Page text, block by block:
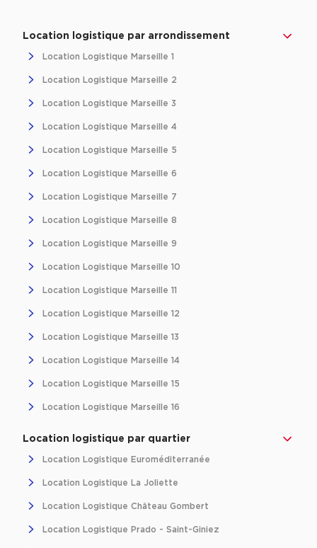
Location logistique par arrondissement
Location Logistique Marseille 1
Location Logistique Marseille 2
Location Logistique Marseille 3
Location Logistique Marseille 4
Location Logistique Marseille 5
Location Logistique Marseille 6
Location Logistique Marseille 7
Location Logistique Marseille 8
Location Logistique Marseille 9
Location Logistique Marseille 10
Location Logistique Marseille 11
Location Logistique Marseille 12
Location Logistique Marseille 13
Location Logistique Marseille 14
Location Logistique Marseille 15
Location Logistique Marseille 16
Location logistique par quartier
Location Logistique Euroméditerranée
Location Logistique La Joliette
Location Logistique Château Gombert
Location Logistique Prado - Saint-Giniez